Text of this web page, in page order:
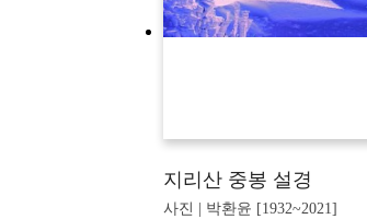
지리산 중봉 설경
사진 | 박환윤 [1932~2021]